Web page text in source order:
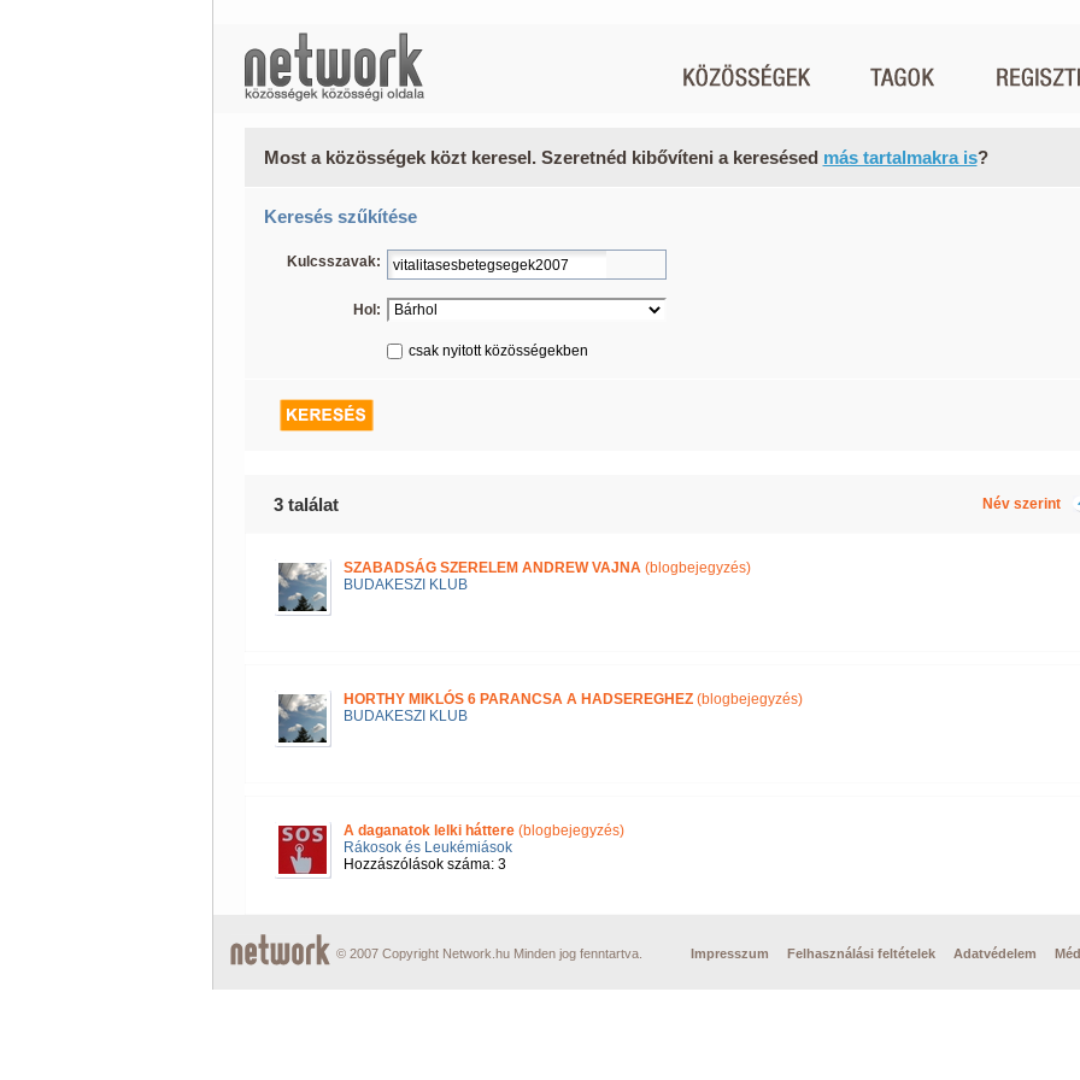
Most a közösségek közt keresel. Szeretnéd kibővíteni a keresésed más tartalmakra is?
Keresés szűkítése
Kulcsszavak:
Hol:
csak nyitott közösségekben
3 találat Név szerint
SZABADSÁG SZERELEM ANDREW VAJNA(blogbejegyzés)
BUDAKESZI KLUB
HORTHY MIKLÓS 6 PARANCSA A HADSEREGHEZ(blogbejegyzés)
BUDAKESZI KLUB
A daganatok lelki háttere(blogbejegyzés)
Rákosok és Leukémiások
Hozzászólások száma: 3
© 2007 Copyright Network.hu Minden jog fenntartva. Impresszum Felhasználási feltételek Adatvédelem